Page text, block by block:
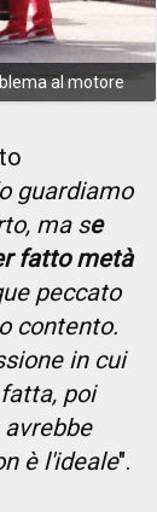
al motore
guardiamo
ma se
fatto metà
peccato
contento.
in cui
poi
è l'ideale".